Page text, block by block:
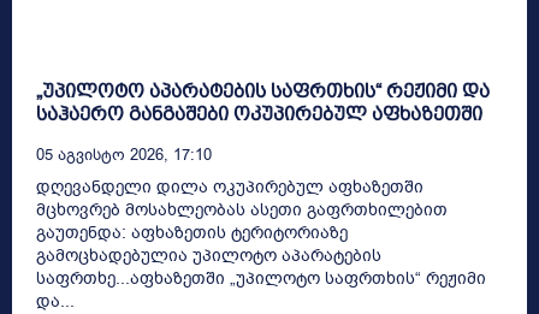
„უპილოტო აპარატების საფრთხის“ რეჟიმი და
საჰაერო განგაშები ოკუპირებულ აფხაზეთში
05 Აგვისტო 2026, 17:10
დღევანდელი დილა ოკუპირებულ აფხაზეთში
მცხოვრებ მოსახლეობას ასეთი გაფრთხილებით
გაუთენდა: აფხაზეთის ტერიტორიაზე
გამოცხადებულია უპილოტო აპარატების
საფრთხე...აფხაზეთში „უპილოტო საფრთხის“ რეჟიმი
და...